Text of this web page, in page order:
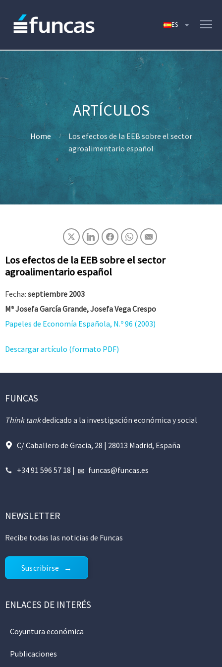
Home
Los efectos de la EEB sobre el sector
agroalimentario español
Los efectos de la EEB sobre el sector
agroalimentario español
Fecha: septiembre 2003
Mª Josefa García Grande, Josefa Vega Crespo
Papeles de Economía Española, N.º 96 (2003)
Descargar artículo (formato PDF)
FUNCAS
Think tankdedicado a la investigación económica y social
C/ Caballero de Gracia, 28 | 28013 Madrid, España
+34 91 596 57 18 | funcas@funcas.es
NEWSLETTER
Recibe todas las noticias de Funcas
Suscribirse
ENLACES DE INTERÉS
Coyuntura económica
Publicaciones